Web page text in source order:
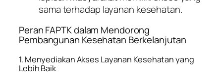
sama terhadap layanan kesehatan.
Peran FAPTK dalam Mendorong
Pembangunan Kesehatan Berkelanjutan
1. Menyediakan Akses Layanan Kesehatan yang
Lebih Baik